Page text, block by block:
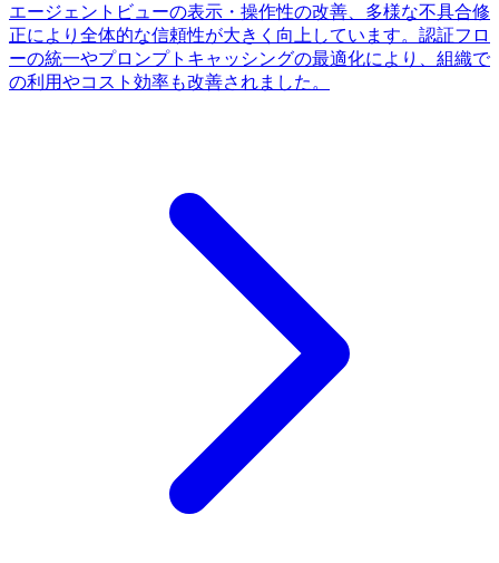
エージェントビューの表示・操作性の改善、多様な不具合修
正により全体的な信頼性が大きく向上しています。認証フロ
ーの統一やプロンプトキャッシングの最適化により、組織で
の利用やコスト効率も改善されました。